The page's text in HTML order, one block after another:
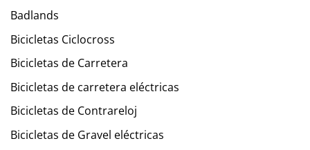
Badlands
Bicicletas Ciclocross
Bicicletas de Carretera
Bicicletas de carretera eléctricas
Bicicletas de Contrareloj
Bicicletas de Gravel eléctricas